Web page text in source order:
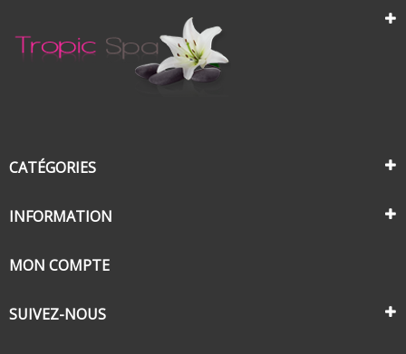
CATÉGORIES
INFORMATION
MON COMPTE
SUIVEZ-NOUS